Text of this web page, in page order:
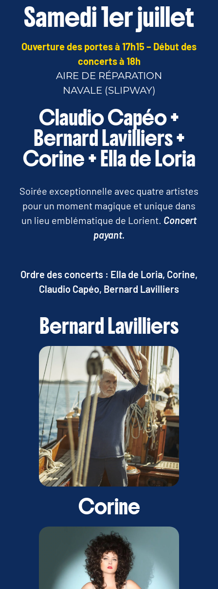
Samedi 1er juillet
Ouverture des portes à 17h15 – Début des
concerts à 18h
AIRE DE RÉPARATION
NAVALE (SLIPWAY)
Claudio Capéo +
Bernard Lavilliers +
Corine + Ella de Loria
Soirée exceptionnelle avec quatre artistes
pour un moment magique et unique dans
un lieu emblématique de Lorient. Concert
payant.
Ordre des concerts : Ella de Loria, Corine,
Claudio Capéo, Bernard Lavilliers
Bernard Lavilliers
Corine